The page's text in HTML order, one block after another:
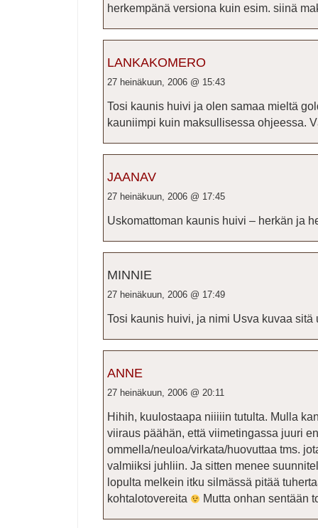
herkempänä versiona kuin esim. siinä
LANKAKOMERO
27 heinäkuun, 2006 @ 15:43
Tosi kaunis huivi ja olen samaa mieltä
kauniimpi kuin maksullisessa ohjeessa.
JAANAV
27 heinäkuun, 2006 @ 17:45
Uskomattoman kaunis huivi – herkän ja
MINNIE
27 heinäkuun, 2006 @ 17:49
Tosi kaunis huivi, ja nimi Usva kuvaa sitä
ANNE
27 heinäkuun, 2006 @ 20:11
Hihih, kuulostaapa niiiiin tutulta. Mulla
viiraus päähän, että viimetingassa juuri
ommella/neuloa/virkata/huovuttaa tms.
valmiiksi juhliin. Ja sitten menee
lopulta melkein itku silmässä pitää
kohtalotovereita
Mutta onhan sentään